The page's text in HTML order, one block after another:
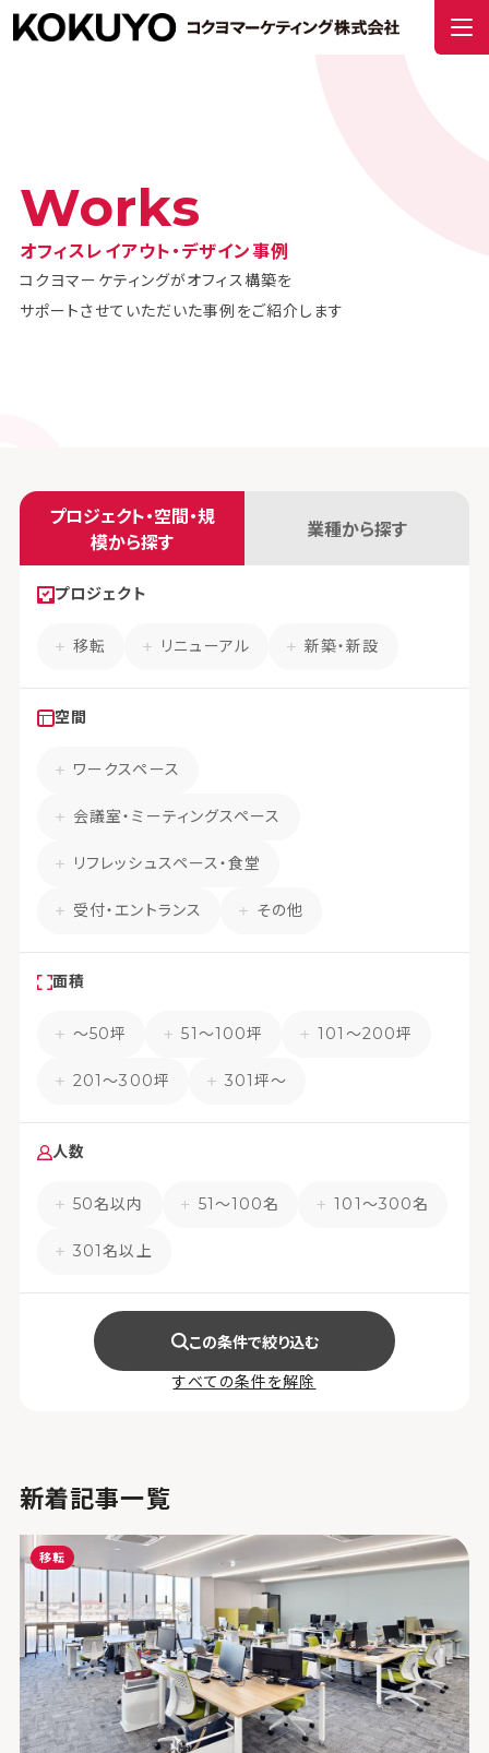
Works
オフィスレイアウト・デザイン事例
コクヨマーケティングがオフィス構築を
サポートさせていただいた事例をご紹介します
プロジェクト・空間・規
模から探す
業種から探す
プロジェクト
移転 リニューアル 新築・新設
空間
ワークスペース
会議室・ミーティングスペース
リフレッシュスペース・食堂
受付・エントランス その他
面積
〜50坪 51〜100坪 101〜200坪
201〜300坪 301坪〜
人数
50名以内 51〜100名 101〜300名
301名以上
この条件で絞り込む
すべての条件を解除
新着記事一覧
移転